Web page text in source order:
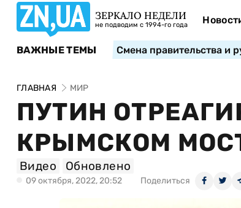
ЗЕРКАЛО НЕДЕЛИ
не подводим с 1994-го года
ВАЖНЫЕ ТЕМЫ Смена правительства и
ГЛАВНАЯ МИР
ПУТИН
КРЫМСКОМ
Видео Обновлено
09 октября, 2022, 20:52 Поделиться